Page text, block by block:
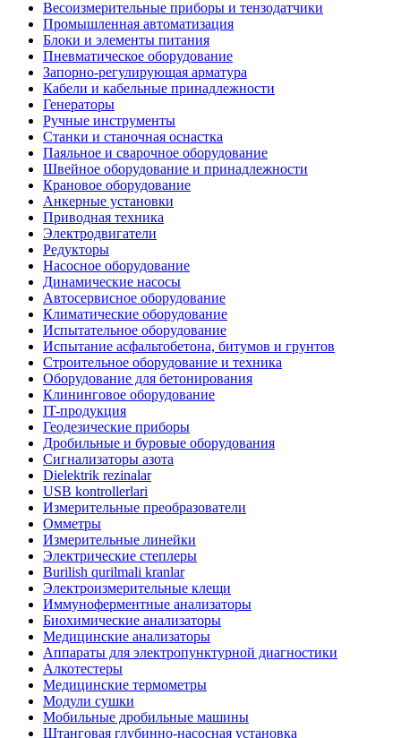
Весоизмерительные приборы и тензодатчики
Промышленная автоматизация
Блоки и элементы питания
Пневматическое оборудование
Запорно-регулирующая арматура
Кабели и кабельные принадлежности
Генераторы
Ручные инструменты
Станки и станочная оснастка
Паяльное и сварочное оборудование
Швейное оборудование и принадлежности
Крановое оборудование
Анкерные установки
Приводная техника
Электродвигатели
Редукторы
Насосное оборудование
Динамические насосы
Автосервисное оборудование
Климатические оборудование
Испытательное оборудование
Испытание асфальтобетона, битумов и грунтов
Строительное оборудование и техника
Оборудование для бетонирования
Клининговое оборудование
IT-продукция
Геодезические приборы
Дробильные и буровые оборудования
Сигнализаторы азота
Dielektrik rezinalar
USB kontrollerlari
Измерительные преобразователи
Омметры
Измерительные линейки
Электрические степлеры
Burilish qurilmali kranlar
Электроизмерительные клещи
Иммуноферментные анализаторы
Биохимические анализаторы
Медицинские анализаторы
Аппараты для электропунктурной диагностики
Алкотестеры
Медицинские термометры
Модули сушки
Мобильные дробильные машины
Штанговая глубинно-насосная установка